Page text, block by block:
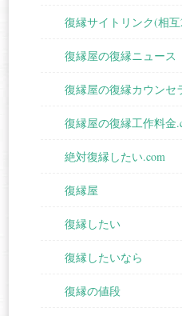
復縁サイトリンク(相互
復縁屋の復縁ニュース
復縁屋の復縁カウンセ
復縁屋の復縁工作料金
絶対復縁したい.com
復縁屋
復縁したい
復縁したいなら
復縁の値段